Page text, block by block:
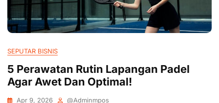
SEPUTAR BISNIS
5 Perawatan Rutin Lapangan Padel
Agar Awet Dan Optimal!
Apr 9, 2026 @adminmpos